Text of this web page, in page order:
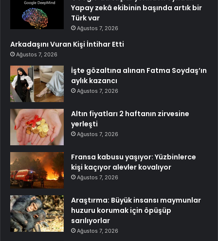
Yapay zekâ ekibinin başında artık bir
Türk var
Ağustos 7, 2026
Arkadaşını Vuran Kişi İntihar Etti
Ağustos 7, 2026
İşte gözaltına alınan Fatma Soydaş’ın
aylık kazancı
Ağustos 7, 2026
Altın fiyatları 2 haftanın zirvesine
yerleşti
Ağustos 7, 2026
Fransa kabusu yaşıyor: Yüzbinlerce
kişi kaçıyor alevler kovalıyor
Ağustos 7, 2026
Araştırma: Büyük insansı maymunlar
huzuru korumak için öpüşüp
sarılıyorlar
Ağustos 7, 2026